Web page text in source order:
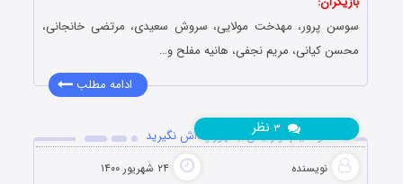
سوسن پرور، مهدخت مولایی، سروش سعیدی، مرتضی خانجانی،
محسن کیانی، مریم نجفی، هانیه مفلح و…
ادامه مطلب
دانلود فیلم از رئیس جمهور پاداش نگیرید
نویسنده ۲۴ شهریور ۱۴۰۰
نظر